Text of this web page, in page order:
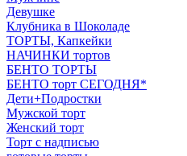
Девушке
Клубника в Шоколаде
ТОРТЫ, Капкейки
НАЧИНКИ тортов
БЕНТО ТОРТЫ
БЕНТО торт СЕГОДНЯ*
Дети+Подростки
Мужской торт
Женский торт
Торт с надписью